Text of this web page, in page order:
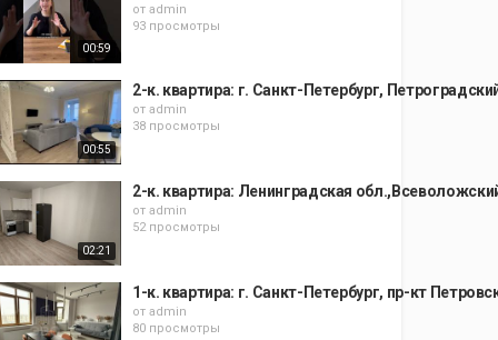
00:59
от admin
93 просмотры
00:55
2-к. квартира: г. Санкт-Петербург,
от admin
38 просмотры
02:21
2-к. квартира: Ленинградская
от admin
52 просмотры
1-к. квартира: г. Санкт-Петербург, пр-кт
от admin
80 просмотры